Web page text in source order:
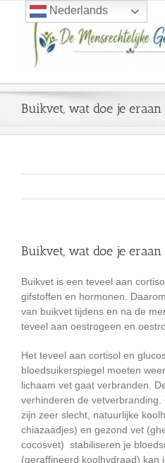
Buikvet, wat doe je eraan
Buikvet, wat doe je eraan
Buikvet is een teveel aan
gifstoffen en hormonen.
van buikvet tijdens en na de
teveel aan oestrogeen en
Het teveel aan cortisol en
bloedsuikerspiegel moeten
lichaam vet gaat verbranden.
verhinderen de
zijn zeer slecht, natuurlijke
chiazaadjes) en gezond vet
cocosvet) stabiliseren je
(geraffineerd koolhydraad) kan
Nederlands